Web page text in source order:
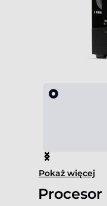
Item
2
of
4
Pokaż więcej
Procesor